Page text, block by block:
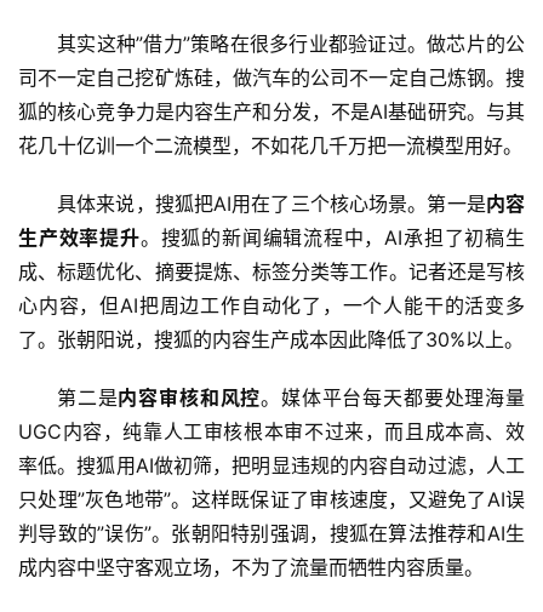
其实这种”借力”策略在很多行业都验证过。做芯片的公
司不一定自己挖矿炼硅，做汽车的公司不一定自己炼钢。搜
狐的核心竞争力是内容生产和分发，不是AI基础研究。与其
花几十亿训一个二流模型，不如花几千万把一流模型用好。
具体来说，搜狐把AI用在了三个核心场景。第一是内容
生产效率提升。搜狐的新闻编辑流程中，AI承担了初稿生
成、标题优化、摘要提炼、标签分类等工作。记者还是写核
心内容，但AI把周边工作自动化了，一个人能干的活变多
了。张朝阳说，搜狐的内容生产成本因此降低了30%以上。
第二是内容审核和风控。媒体平台每天都要处理海量
UGC内容，纯靠人工审核根本审不过来，而且成本高、效
率低。搜狐用AI做初筛，把明显违规的内容自动过滤，人工
只处理”灰色地带”。这样既保证了审核速度，又避免了AI误
判导致的”误伤”。张朝阳特别强调，搜狐在算法推荐和AI生
成内容中坚守客观立场，不为了流量而牺牲内容质量。